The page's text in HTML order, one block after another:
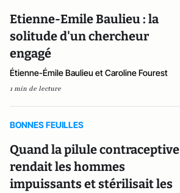
Etienne-Emile Baulieu : la
solitude d'un chercheur
engagé
Étienne-Émile Baulieu et Caroline Fourest
1 min de lecture
BONNES FEUILLES
Quand la pilule contraceptive
rendait les hommes
impuissants et stérilisait les